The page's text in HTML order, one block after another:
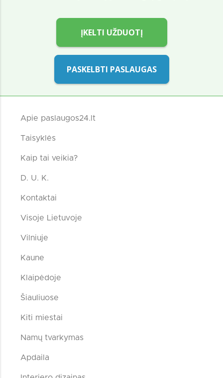
ĮKELTI UŽDUOTĮ
PASKELBTI PASLAUGAS
Apie paslaugos24.lt
Taisyklės
Kaip tai veikia?
D. U. K.
Kontaktai
Visoje Lietuvoje
Vilniuje
Kaune
Klaipėdoje
Šiauliuose
Kiti miestai
Namų tvarkymas
Apdaila